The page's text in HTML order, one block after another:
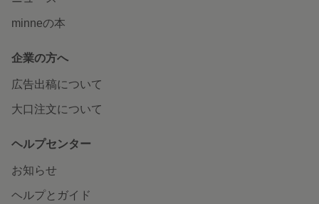
minneの本
企業の方へ
広告出稿について
大口注文について
ヘルプセンター
お知らせ
ヘルプとガイド